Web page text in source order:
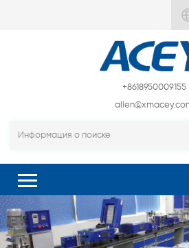
+8618950009155